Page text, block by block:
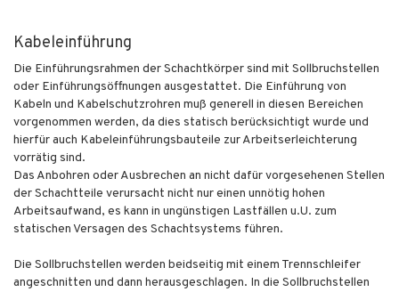
Kabeleinführung
Die Einführungsrahmen der Schachtkörper sind mit Sollbruchstellen
oder Einführungsöffnungen ausgestattet. Die Einführung von
Kabeln und Kabelschutzrohren muß generell in diesen Bereichen
vorgenommen werden, da dies statisch berücksichtigt wurde und
hierfür auch Kabeleinführungsbauteile zur Arbeitserleichterung
vorrätig sind.
Das Anbohren oder Ausbrechen an nicht dafür vorgesehenen Stellen
der Schachtteile verursacht nicht nur einen unnötig hohen
Arbeitsaufwand, es kann in ungünstigen Lastfällen u.U. zum
statischen Versagen des Schachtsystems führen.
Die Sollbruchstellen werden beidseitig mit einem Trennschleifer
angeschnitten und dann herausgeschlagen. In die Sollbruchstellen